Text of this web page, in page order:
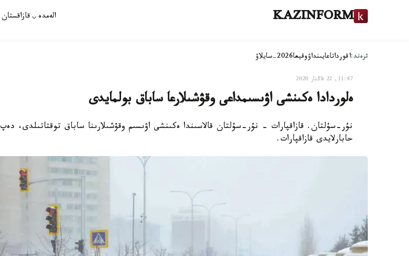
KAZINFORM الەمدە قازاقستان
ترەند:اقورداتاعايىنداۋوقيعا2026-سايلاۋ
11:47, 22 قاڭتار 2020
ەلوردادا ەكىنشى اۋىسىمداعى وقۋشىلارعا ساباق بولمايدى
نۇر-سۇلتان. قازاقپارات - نۇر-سۇلتان قالاسىندا ەكىنشى اۋىسىم وقۋشىلارىنا ساباق توقتاتىلدى، دەپ
حابارلايدى قازاقپارات.